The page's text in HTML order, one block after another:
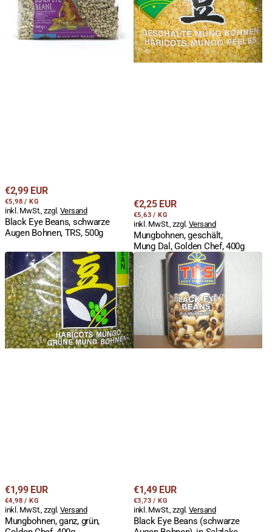
schwarze
Augen
Bohnen,
TRS,
Regulärer
Preis
€2,99 EUR
STÜCKPREIS
€5,98 / PRO
KG
inkl. MwSt., zzgl. Versand
Black Eye Beans, schwarze
Augen Bohnen, TRS, 500g
Dal,
Golden
Chef,
400g
Regulärer
Preis
€2,25 EUR
STÜCKPREIS
€5,63 / PRO
KG
inkl. MwSt., zzgl. Versand
Mungbohnen, geschält,
Mung Dal, Golden Chef, 400g
Mungbohnen,
ganz,
grün,
Golden
Chef,
400g
Regulärer
Preis
€1,99 EUR
STÜCKPREIS
€4,98 / PRO
KG
inkl. MwSt., zzgl. Versand
Mungbohnen, ganz, grün,
Black
Eye
Beans
(schwarze
Augen
in
Salzlake,
Sea
Regulärer
Preis
€1,49 EUR
STÜCKPREIS
€3,73 / PRO
KG
inkl. MwSt., zzgl. Versand
Black Eye Beans (schwarze